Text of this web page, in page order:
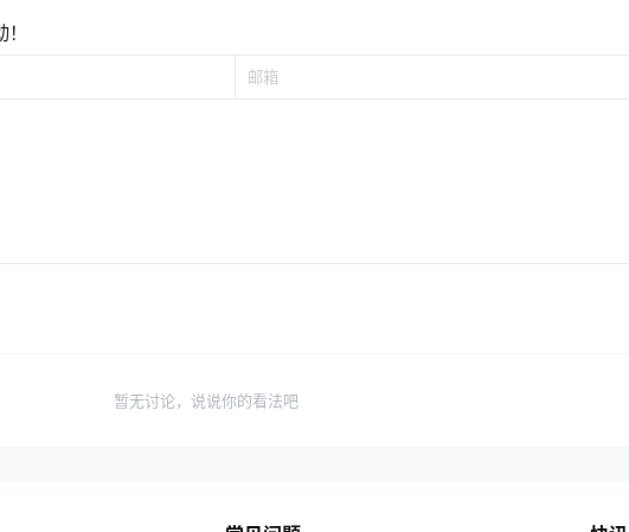
暂无讨论，说说你的看法吧